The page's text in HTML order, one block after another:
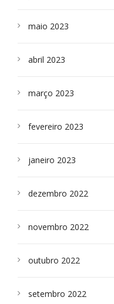
maio 2023
abril 2023
março 2023
fevereiro 2023
janeiro 2023
dezembro 2022
novembro 2022
outubro 2022
setembro 2022